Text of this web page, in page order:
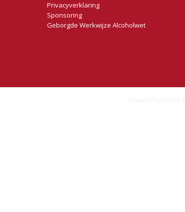
Privacyverklaring
Sponsoring
Geborgde Werkwijze Alcoholwet